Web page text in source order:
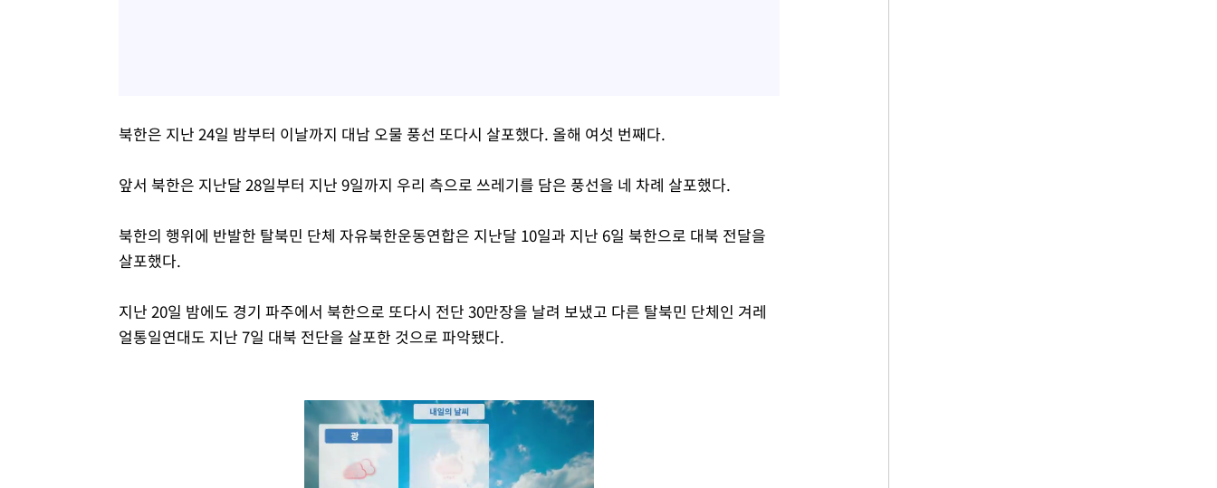
북한은 지난 24일 밤부터 이날까지 대남 오물 풍선 또다시 살포했다. 올해 여섯 번째다.
앞서 북한은 지난달 28일부터 지난 9일까지 우리 측으로 쓰레기를 담은 풍선을 네 차례 살포했다.
북한의 행위에 반발한 탈북민 단체 자유북한운동연합은 지난달 10일과 지난 6일 북한으로 대북 전달을
살포했다.
지난 20일 밤에도 경기 파주에서 북한으로 또다시 전단 30만장을 날려 보냈고 다른 탈북민 단체인 겨레
얼통일연대도 지난 7일 대북 전단을 살포한 것으로 파악됐다.